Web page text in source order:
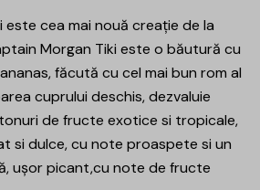
este cea mai nouă creație de la
Morgan Tiki este o băutură cu
făcută cu cel mai bun rom al
cuprului deschis, dezvaluie
de fructe exotice si tropicale,
si dulce, cu note proaspete si un
ușor picant,cu note de fructe